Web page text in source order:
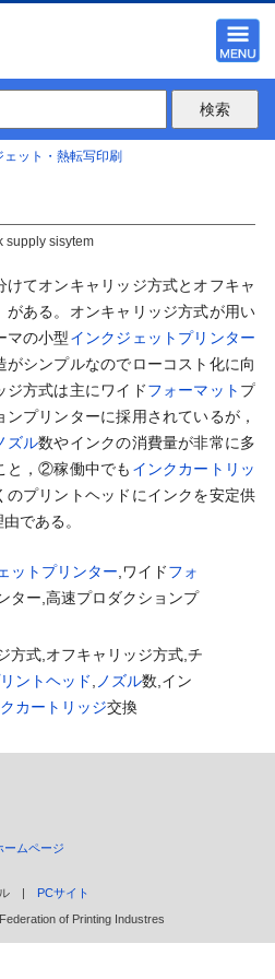
ェット・熱転写印刷
supply sisytem
てオンキャリッジ方式とオフキャ
がある。オンキャリッジ方式が用い
マの小型インクジェットプリンター
シンプルなのでローコスト化に向
ジ方式は主にワイドフォーマット プ
プリンターに採用されているが，
ズル数やインクの消費量が非常に多
と，②稼働中でも インクカートリッ
プリントヘッドにインクを安定供
である。
ットプリンター , ワイドフォ
ター, 高速プロダクションプ
方式, オフキャリッジ方式, チ
ントヘッド ノズル数, イン
カートリッジ交換
ームページ
ル | PCサイト
of Printing Industres